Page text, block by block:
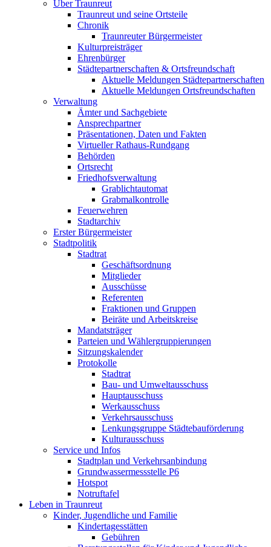
Über Traunreut
Traunreut und seine Ortsteile
Chronik
Traunreuter Bürgermeister
Kulturpreisträger
Ehrenbürger
Städtepartnerschaften & Ortsfreundschaft
Aktuelle Meldungen Städtepartnerschaften
Aktuelle Meldungen Ortsfreundschaften
Verwaltung
Ämter und Sachgebiete
Ansprechpartner
Präsentationen, Daten und Fakten
Virtueller Rathaus-Rundgang
Behörden
Ortsrecht
Friedhofsverwaltung
Grablichtautomat
Grabmalkontrolle
Feuerwehren
Stadtarchiv
Erster Bürgermeister
Stadtpolitik
Stadtrat
Geschäftsordnung
Mitglieder
Ausschüsse
Referenten
Fraktionen und Gruppen
Beiräte und Arbeitskreise
Mandatsträger
Parteien und Wählergruppierungen
Sitzungskalender
Protokolle
Stadtrat
Bau- und Umweltausschuss
Hauptausschuss
Werkausschuss
Verkehrsausschuss
Lenkungsgruppe Städtebauförderung
Kulturausschuss
Service und Infos
Stadtplan und Verkehrsanbindung
Grundwassermessstelle P6
Hotspot
Notruftafel
Leben in Traunreut
Kinder, Jugendliche und Familie
Kindertagesstätten
Gebühren